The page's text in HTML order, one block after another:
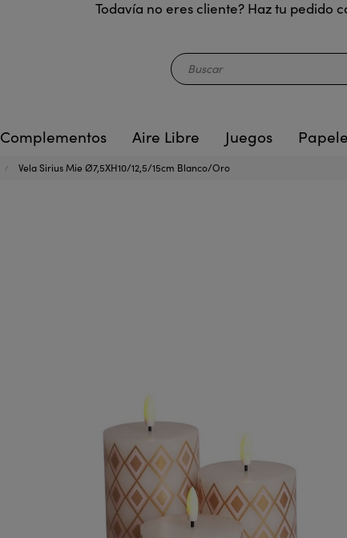
Todavía no eres cliente? Haz tu pedido
Complementos Aire Libre Juegos
Vela Sirius Mie Ø7,5XH10/12,5/15cm Blanco/Oro